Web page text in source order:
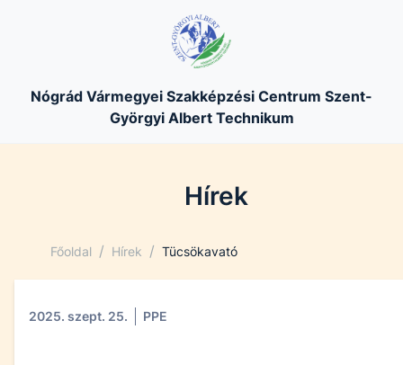
Nógrád Vármegyei Szakképzési Centrum Szent-
Györgyi Albert Technikum
Hírek
Főoldal / Hírek / Tücsökavató
2025. szept. 25. PPE